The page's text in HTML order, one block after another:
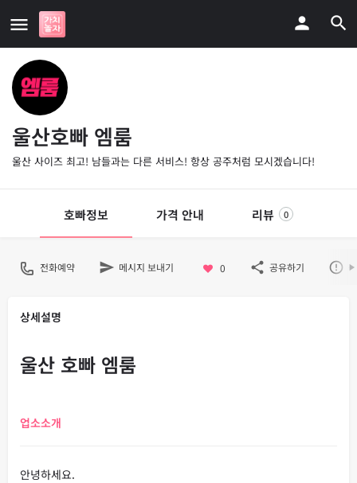
울산호빠 엠룸
울산 사이즈 최고! 남들과는 다른 서비스! 항상 공주처럼 모시겠습니다!
호빠정보 가격 안내 리뷰 0
전화예약 메시지 보내기 0 공유하기
상세설명
울산 호빠 엠룸
업소소개
안녕하세요.